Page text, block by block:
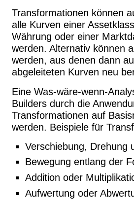
Transformationen können
alle Kurven einer
Währung oder einer
werden. Alternativ können
werden, aus denen dann
abgeleiteten Kurven neu
Eine Was-wäre-wenn-
Builders durch die
Transformationen auf
werden. Beispiele für
Verschiebung, Drehung
Bewegung entlang der
Addition oder
Aufwertung oder